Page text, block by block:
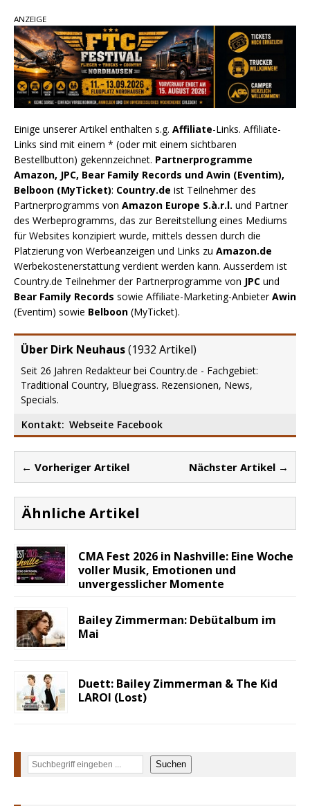
ANZEIGE
Einige unserer Artikel enthalten s.g. Affiliate-Links. Affiliate-
Links sind mit einem * (oder mit einem sichtbaren
Bestellbutton) gekennzeichnet. Partnerprogramme
Amazon, JPC, Bear Family Records und Awin (Eventim),
Belboon (MyTicket): Country.de ist Teilnehmer des
Partnerprogramms von Amazon Europe S.à.r.l. und Partner
des Werbeprogramms, das zur Bereitstellung eines Mediums
für Websites konzipiert wurde, mittels dessen durch die
Platzierung von Werbeanzeigen und Links zu Amazon.de
Werbekostenerstattung verdient werden kann. Ausserdem ist
Country.de Teilnehmer der Partnerprogramme von JPC und
Bear Family Records sowie Affiliate-Marketing-AnbieterAwin
(Eventim) sowie Belboon (MyTicket).
Über Dirk Neuhaus(1932 Artikel)
Seit 26 Jahren Redakteur bei Country.de - Fachgebiet:
Traditional Country, Bluegrass. Rezensionen, News,
Specials.
Kontakt: Webseite Facebook
← Vorheriger Artikel Nächster Artikel →
Ähnliche Artikel
CMA Fest 2026 in Nashville: Eine Woche
voller Musik, Emotionen und
unvergesslicher Momente
Bailey Zimmerman: Debütalbum im
Mai
Duett: Bailey Zimmerman & The Kid
LAROI (Lost)
Suchen Suchen